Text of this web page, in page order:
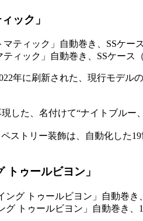
ック」
ィック」自動巻き、SSケース
年に刷新された、現行モデル
した、名付けて“ナイトブルー
ストリー装飾は、自動化した
トゥールビヨン」
トゥールビヨン」自動巻き、